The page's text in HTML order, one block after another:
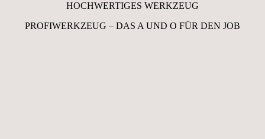
HOCHWERTIGES WERKZEUG
PROFIWERKZEUG – DAS A UND O FÜR DEN JOB